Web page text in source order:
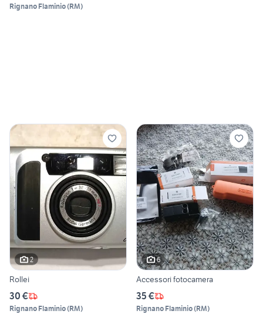
Rignano Flaminio(RM)
2
Rollei
30 €
Rignano Flaminio(RM)
6
Accessori fotocamera
35 €
Rignano Flaminio(RM)